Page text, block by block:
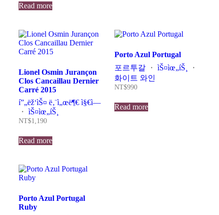
Read more
Lionel Osmin Jurançon
Clos Cancaillau Dernier
Carré 2015
í”„ëž‘ìŠ¤ ë‚¨ì„œë¶€ ì§€ì—­
・ ìŠ¤ìœ„íŠ¸
NT$1,190
Read more
Porto Azul Portugal
포르투갈 ・ ìŠ¤ìœ„íŠ¸
・
화이트 와인
NT$990
Read more
Porto Azul Portugal
Ruby